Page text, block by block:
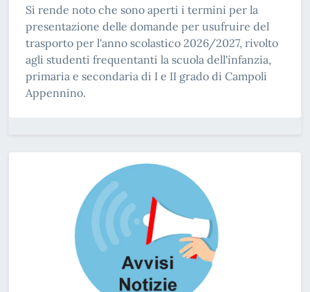
Si rende noto che sono aperti i termini per la
presentazione delle domande per usufruire del
trasporto per l'anno scolastico 2026/2027, rivolto
agli studenti frequentanti la scuola dell'infanzia,
primaria e secondaria di I e II grado di Campoli
Appennino.